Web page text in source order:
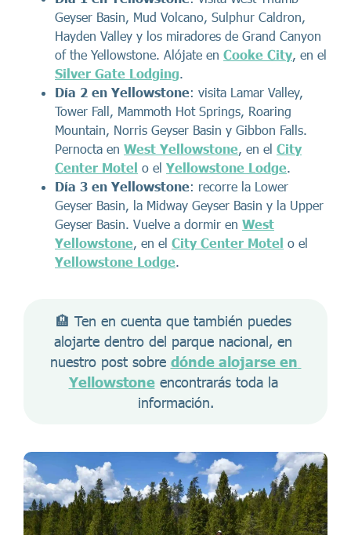
Geyser Basin, Mud Volcano, Sulphur Caldron,
Hayden Valley y los miradores de Grand Canyon
of the Yellowstone. Alójate en Cooke City , en el
Silver Gate Lodging
Día 2 en Yellowstone: visita Lamar Valley,
Tower Fall, Mammoth Hot Springs, Roaring
Mountain, Norris Geyser Basin y Gibbon Falls.
Pernocta en West Yellowstone , en el City
Center Motel o el Yellowstone Lodge
Día 3 en Yellowstone: recorre la Lower
Geyser Basin, la Midway Geyser Basin y la Upper
Geyser Basin. Vuelve a dormir en West
Yellowstone , en el City Center Motel o el
Yellowstone Lodge
🏨 Ten en cuenta que también puedes
alojarte dentro del parque nacional, en
nuestro post sobre dónde alojarse en
Yellowstone encontrarás toda la
información.